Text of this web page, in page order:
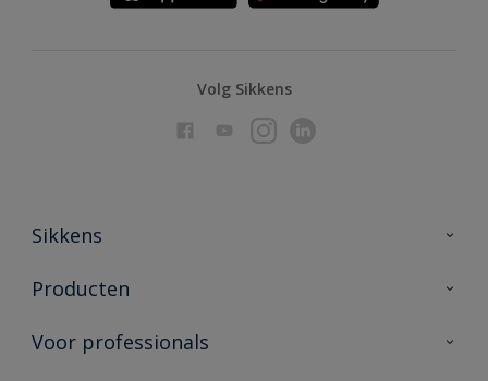
Volg Sikkens
Sikkens
Over Sikkens
Duurzaamheid
Producten
Producten voor binnen
Voor professionals